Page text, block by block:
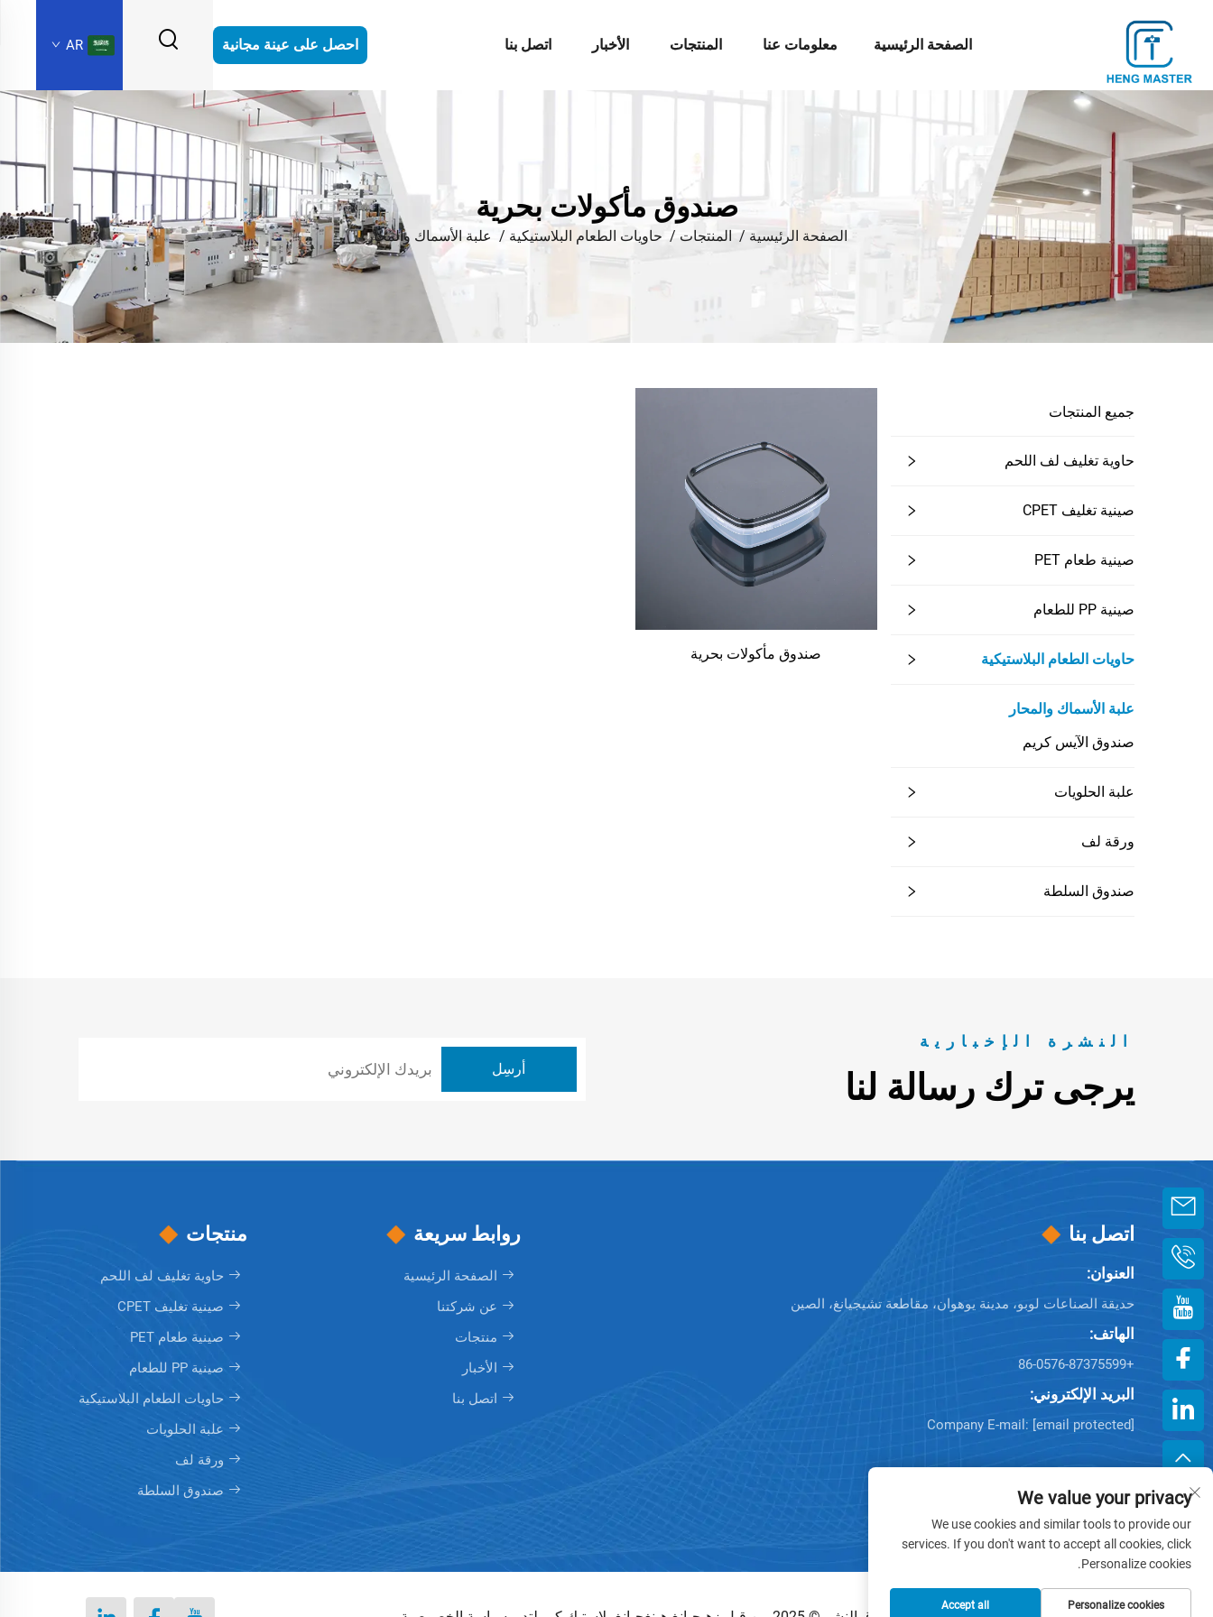
الصفحة الرئيسية معلومات عنا المنتجات الأخبار اتصل بنا احصل على عينة مجانية AR
صندوق مأكولات بحرية
الصفحة الرئيسية / المنتجات / حاويات الطعام البلاستيكية / علبة الأسماك والمحار
جميع المنتجات
حاوية تغليف لف اللحم
صينية تغليف CPET
صينية طعام PET
صينية PP للطعام
حاويات الطعام البلاستيكية
علبة الأسماك والمحار
صندوق الآيس كريم
علبة الحلويات
ورقة لف
صندوق السلطة
صندوق مأكولات بحرية
النشرة الإخبارية
يرجى ترك رسالة لنا
اتصل بنا
العنوان:
حديقة الصناعات لوبو، مدينة يوهوان، مقاطعة تشيجيانغ، الصين
الهاتف:
+86-0576-87375599
البريد الإلكتروني:
Company E-mail: [email protected]
روابط سريعة
الصفحة الرئيسية
عن شركتنا
منتجات
الأخبار
اتصل بنا
منتجات
حاوية تغليف لف اللحم
صينية تغليف CPET
صينية طعام PET
صينية PP للطعام
حاويات الطعام البلاستيكية
علبة الحلويات
ورقة لف
صندوق السلطة
We value your privacy
We use cookies and similar tools to provide our
services. If you don't want to accept all cookies, click
Personalize cookies.
Personalize cookies
Accept all